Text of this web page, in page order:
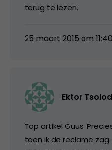
terug te lezen.
25 maart 2015 om 11:40
Ektor
Top artikel Guus.
toen ik de reclame